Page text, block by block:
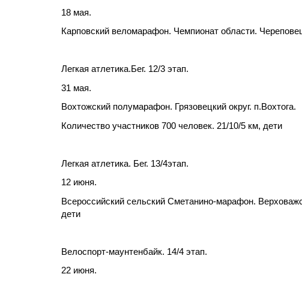
18 мая.
Карповский веломарафон. Чемпионат области.
Легкая атлетика.Бег. 12/3 этап.
31 мая.
Вохтожский полумарафон. Грязовецкий округ. п.Вохтога.
Количество участников 700 человек. 21/10/5 км, дети
Легкая атлетика. Бег. 13/4этап.
12 июня.
Всероссийский сельский Сметанино-марафон.
дети
Велоспорт-маунтенбайк. 14/4 этап.
22 июня.